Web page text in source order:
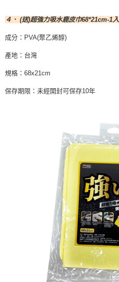
４． (送)超強力吸水鹿皮巾68*21cm-1入
成分：PVA(聚乙烯醇)
產地：台灣
規格：68x21cm
保存期限：未經開封可保存10年